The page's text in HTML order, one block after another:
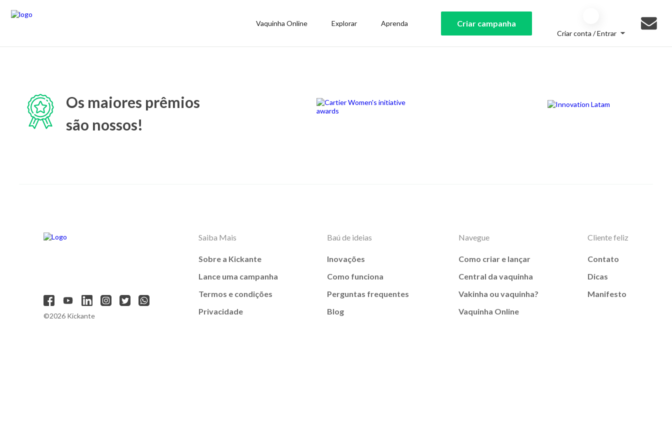
Vaquinha Online Explorar Aprenda Criar campanha
Criar conta / Entrar
Os maiores prêmios
são nossos!
©2026 Kickante
Saiba Mais
Sobre a Kickante
Lance uma campanha
Termos e condições
Privacidade
Baú de ideias
Inovações
Como funciona
Perguntas frequentes
Blog
Navegue
Como criar e lançar
Central da vaquinha
Vakinha ou vaquinha?
Vaquinha Online
Cliente feliz
Contato
Dicas
Manifesto